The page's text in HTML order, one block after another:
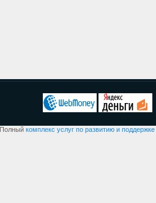
комплекс услуг по развитию и поддержке